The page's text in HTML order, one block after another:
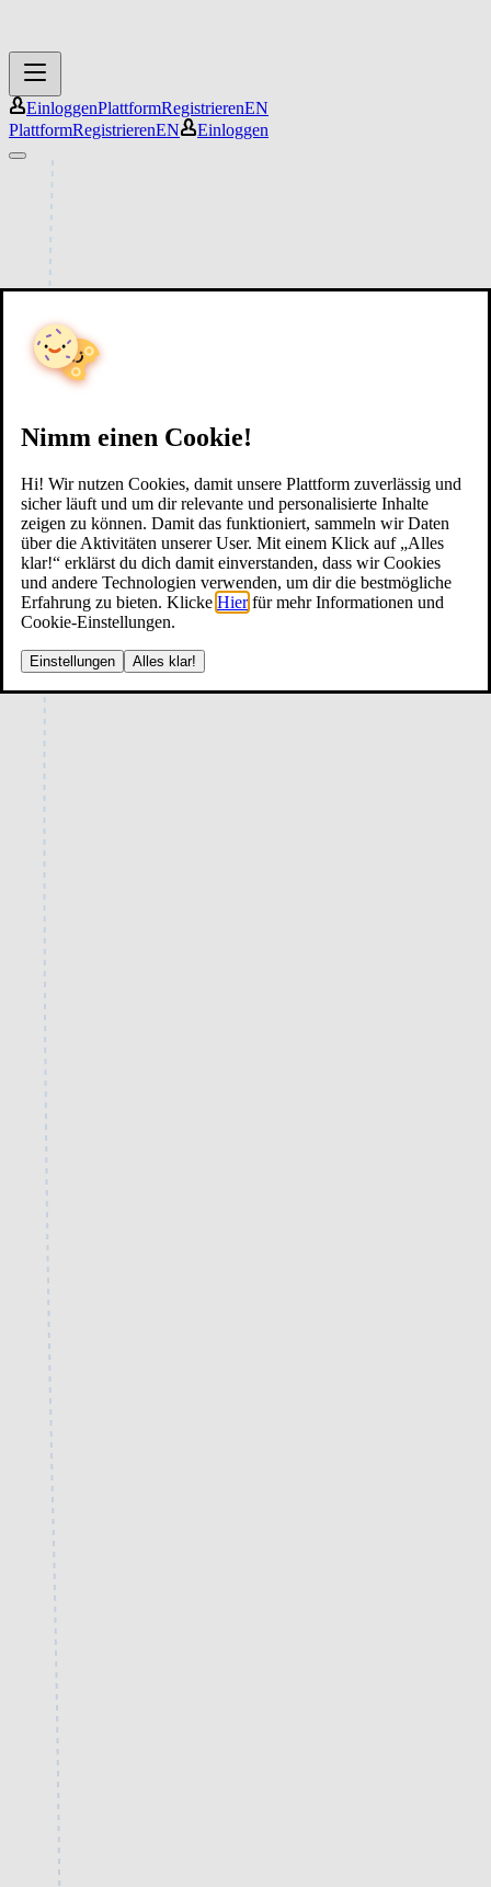
Nimm einen Cookie!
Hi! Wir nutzen Cookies, damit unsere Plattform zuverlässig und
sicher läuft und um dir relevante und personalisierte Inhalte
zeigen zu können. Damit das funktioniert, sammeln wir Daten
über die Aktivitäten unserer User. Mit einem Klick auf „Alles
klar!“ erklärst du dich damit einverstanden, dass wir Cookies
und andere Technologien verwenden, um dir die bestmögliche
Erfahrung zu bieten. Klicke Hier für mehr Informationen und
Cookie-Einstellungen.
Einstellungen Alles klar!
EinloggenPlattformRegistrierenEN
PlattformRegistrierenEN Einloggen